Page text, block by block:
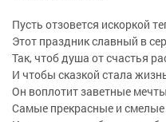
Пусть отзовется искоркой
Этот праздник славный в
Так, чтоб душа от счастья
И чтобы сказкой стала
Он воплотит заветные
Самые прекрасные и